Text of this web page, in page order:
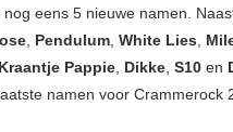
eens 5 nieuwe namen.
, Pendulum, White Lies,
Kraantje Pappie, Dikke, S10 en
namen voor